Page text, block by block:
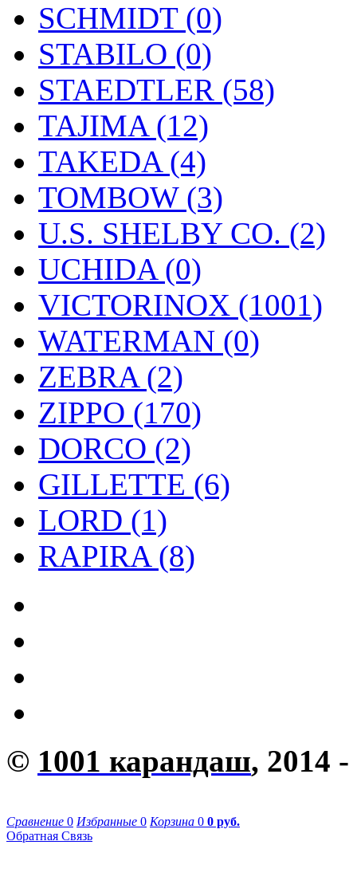
SCHMIDT (0)
STABILO (0)
STAEDTLER (58)
TAJIMA (12)
TAKEDA (4)
TOMBOW (3)
U.S. SHELBY CO. (2)
UCHIDA (0)
VICTORINOX (1001)
WATERMAN (0)
ZEBRA (2)
ZIPPO (170)
DORCO (2)
GILLETTE (6)
LORD (1)
RAPIRA (8)
© 1001 карандаш, 2014 -
Сравнение 0 Избранные 0 Корзина 0 0 руб.
Обратная Связь